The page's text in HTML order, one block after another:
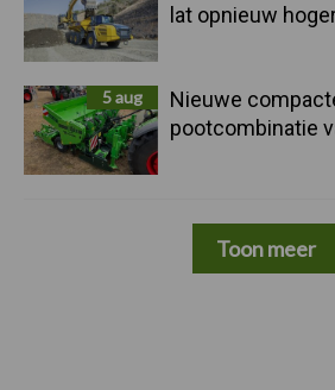
lat opnieuw
5 aug
Nieuwe
pootcombinatie
Toon meer